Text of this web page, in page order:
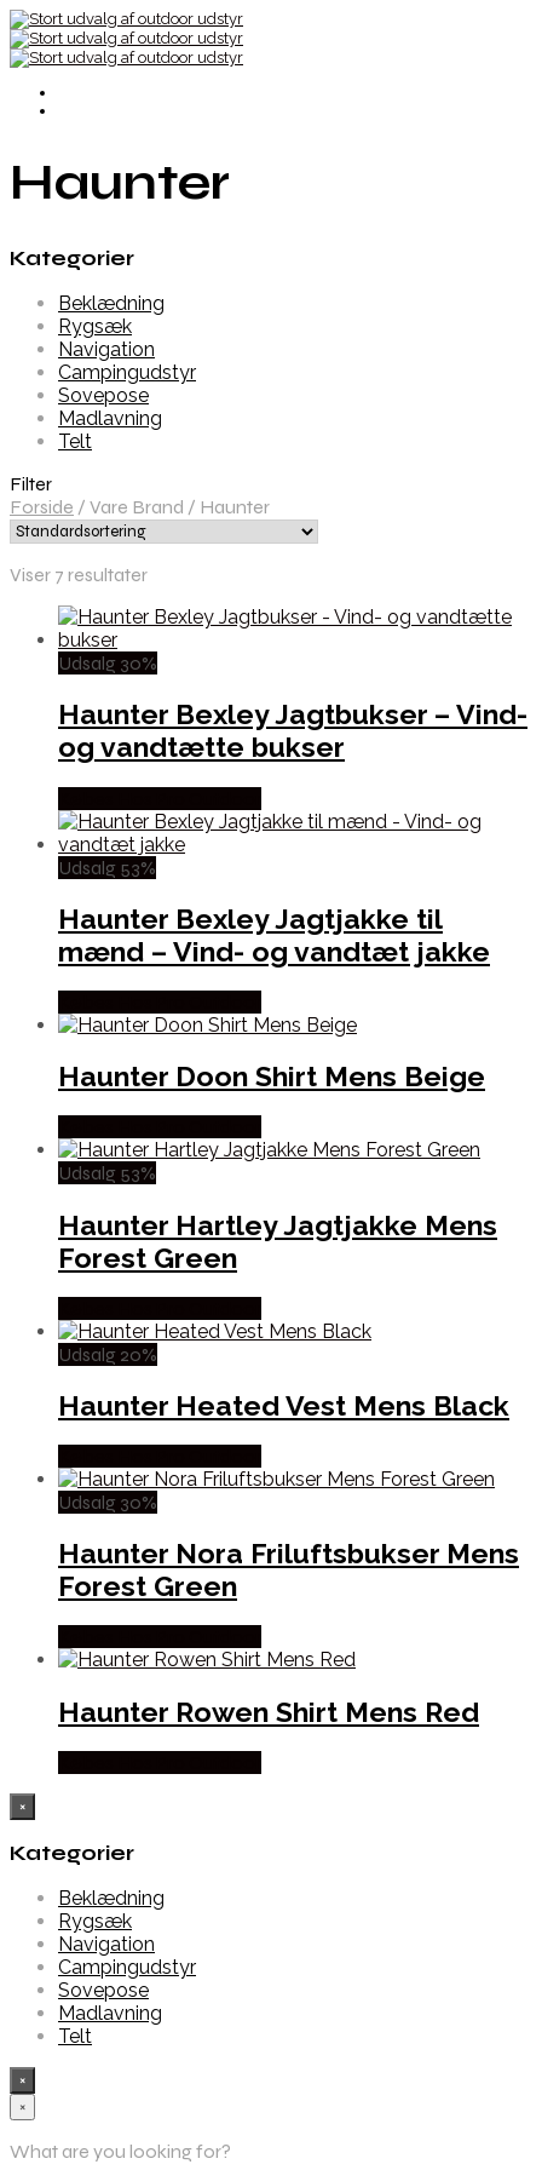
Haunter
Kategorier
Beklædning
Rygsæk
Navigation
Campingudstyr
Sovepose
Madlavning
Telt
Filter
Forside / Vare Brand / Haunter
Viser 7 resultater
Udsalg 30%
Haunter Bexley Jagtbukser – Vind-
og vandtætte bukser
Udsalg 53%
Haunter Bexley Jagtjakke til
mænd – Vind- og vandtæt jakke
Haunter Doon Shirt Mens Beige
Udsalg 53%
Haunter Hartley Jagtjakke Mens
Forest Green
Udsalg 20%
Haunter Heated Vest Mens Black
Udsalg 30%
Haunter Nora Friluftsbukser Mens
Forest Green
Haunter Rowen Shirt Mens Red
×
Kategorier
Beklædning
Rygsæk
Navigation
Campingudstyr
Sovepose
Madlavning
Telt
×
×
What are you looking for?